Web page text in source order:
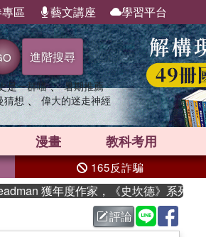
區 藝文講座 學習平台
進階搜尋
是一群喵 、 暑期推薦
猜想 、 偉大的迷走神經
漫畫 教科考用
165反詐騙
獲年度作家，《史坎德》系列帶你踏
評論